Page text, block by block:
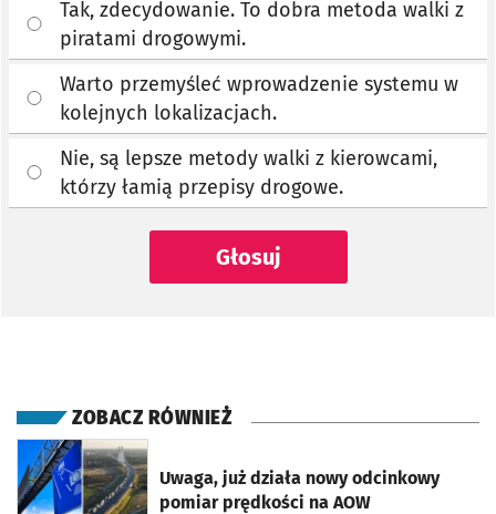
Tak, zdecydowanie. To dobra metoda walki z
piratami drogowymi.
Warto przemyśleć wprowadzenie systemu w
kolejnych lokalizacjach.
Nie, są lepsze metody walki z kierowcami,
którzy łamią przepisy drogowe.
Głosuj
ZOBACZ RÓWNIEŻ
Uwaga, już działa nowy odcinkowy
pomiar prędkości na AOW
otworzy się w nowej karcie